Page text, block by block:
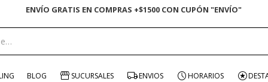
ENVÍO GRATIS EN COMPRAS +$1500 CON CUPÓN "ENVÍO"
BLOG SUCURSALES ENVIOS HORARIOS